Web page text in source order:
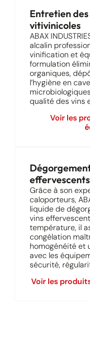
Entretien
vitivinicoles
ABAX
alcalin
vinification et
formulation
organiques,
l’hygiène en
qualité des vins
Voir les
effervescents
Grâce à son
caloporteurs,
liquide de
vins
température, il
congélation
homogénéité et
avec les
sécurité,
Voir les